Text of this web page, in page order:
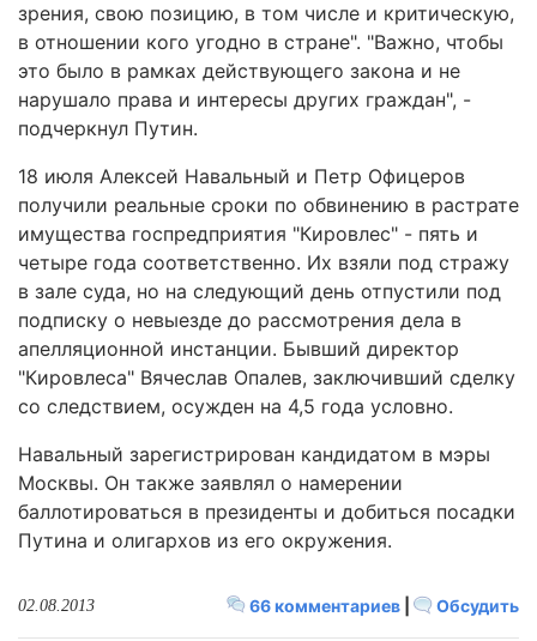
зрения, свою позицию, в том числе и критическую,
в отношении кого угодно в стране". "Важно, чтобы
это было в рамках действующего закона и не
нарушало права и интересы других граждан", -
подчеркнул Путин.
18 июля Алексей Навальный и Петр Офицеров
получили реальные сроки по обвинению в растрате
имущества госпредприятия "Кировлес" - пять и
четыре года соответственно. Их взяли под стражу
в зале суда, но на следующий день отпустили под
подписку о невыезде до рассмотрения дела в
апелляционной инстанции. Бывший директор
"Кировлеса" Вячеслав Опалев, заключивший сделку
со следствием, осужден на 4,5 года условно.
Навальный зарегистрирован кандидатом в мэры
Москвы. Он также заявлял о намерении
баллотироваться в президенты и добиться посадки
Путина и олигархов из его окружения.
66 комментариев Обсудить
02.08.2013